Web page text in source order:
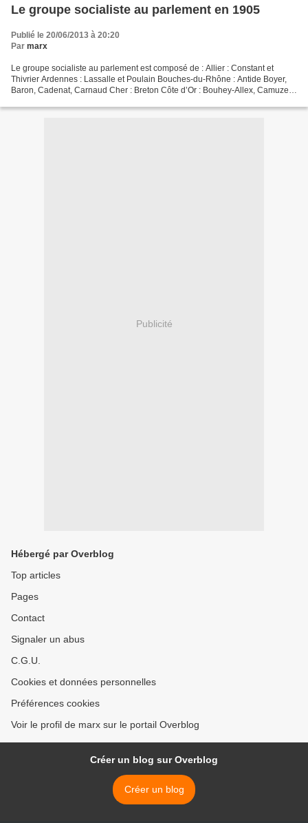
Le groupe socialiste au parlement en 1905
Publié le 20/06/2013 à 20:20
Par marx
Le groupe socialiste au parlement est composé de : Allier : Constant et
Thivrier Ardennes : Lassalle et Poulain Bouches-du-Rhône : Antide Boyer,
Baron, Cadenat, Carnaud Cher : Breton Côte d’Or : Bouhey-Allex, Camuzet
Publicité
Hébergé par Overblog
Top articles
Pages
Contact
Signaler un abus
C.G.U.
Cookies et données personnelles
Préférences cookies
Voir le profil de marx sur le portail Overblog
Créer un blog sur Overblog
Créer un blog